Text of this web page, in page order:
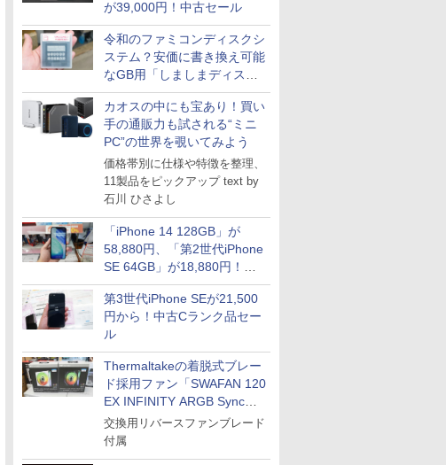
が39,000円！中古セール
令和のファミコンディスクシ
ステム？安価に書き換え可能
なGB用「しましまディスク
システム」
カオスの中にも宝あり！買い
手の通販力も試される“ミニ
PC”の世界を覗いてみよう
価格帯別に仕様や特徴を整理、
11製品をピックアップ text by
石川 ひさよし
「iPhone 14 128GB」が
58,880円、「第2世代iPhone
SE 64GB」が18,880円！中
古Bランク品セール
第3世代iPhone SEが21,500
円から！中古Cランク品セー
ル
Thermaltakeの着脱式ブレー
ド採用ファン「SWAFAN 120
EX INFINITY ARGB Sync」
に単品パッケージ
交換用リバースファンブレード
付属